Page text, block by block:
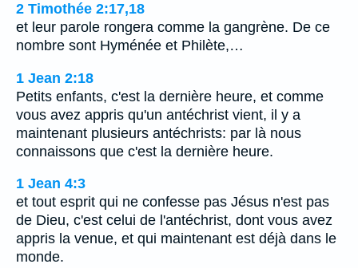
2 Timothée 2:17,18
et leur parole rongera comme la gangrène. De ce
nombre sont Hyménée et Philète,…
1 Jean 2:18
Petits enfants, c'est la dernière heure, et comme
vous avez appris qu'un antéchrist vient, il y a
maintenant plusieurs antéchrists: par là nous
connaissons que c'est la dernière heure.
1 Jean 4:3
et tout esprit qui ne confesse pas Jésus n'est pas
de Dieu, c'est celui de l'antéchrist, dont vous avez
appris la venue, et qui maintenant est déjà dans le
monde.